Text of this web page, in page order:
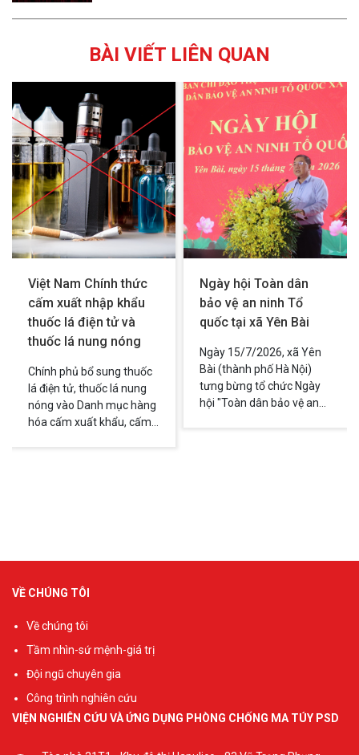
BÀI VIẾT LIÊN QUAN
Việt Nam Chính thức
cấm xuất nhập khẩu
thuốc lá điện tử và
thuốc lá nung nóng
Chính phủ bổ sung thuốc
lá điện tử, thuốc lá nung
nóng vào Danh mục hàng
hóa cấm xuất khẩu, cấm
Ngày hội Toàn dân
bảo vệ an ninh Tổ
quốc tại xã Yên Bài
Ngày 15/7/2026, xã Yên
Bài (thành phố Hà Nội)
tưng bừng tổ chức Ngày
hội "Toàn dân bảo vệ an
VỀ CHÚNG TÔI
Về chúng tôi
Tầm nhìn-sứ mệnh-giá trị
Đội ngũ chuyên gia
Công trình nghiên cứu
VIỆN NGHIÊN CỨU VÀ ỨNG DỤNG PHÒNG CHỐNG MA TÚY PSD